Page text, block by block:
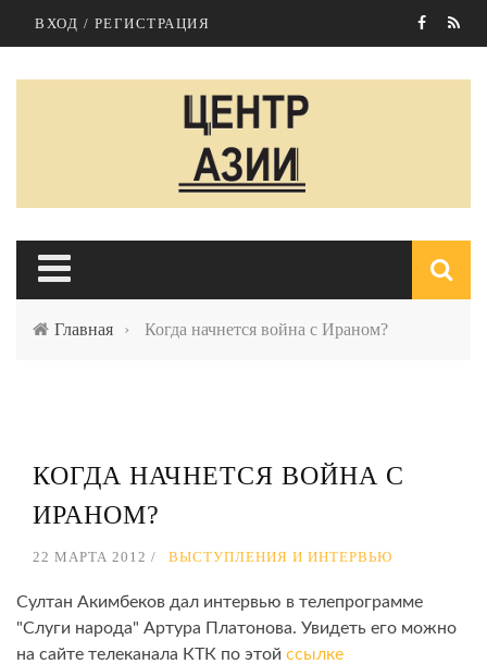
ВХОД / РЕГИСТРАЦИЯ
Главная › Когда начнется война с Ираном?
КОГДА НАЧНЕТСЯ ВОЙНА С
ИРАНОМ?
22 МАРТА 2012 ВЫСТУПЛЕНИЯ И ИНТЕРВЬЮ
Султан Акимбеков дал интервью в телепрограмме
"Слуги народа" Артура Платонова. Увидеть его можно
на сайте телеканала КТК по этой ссылке